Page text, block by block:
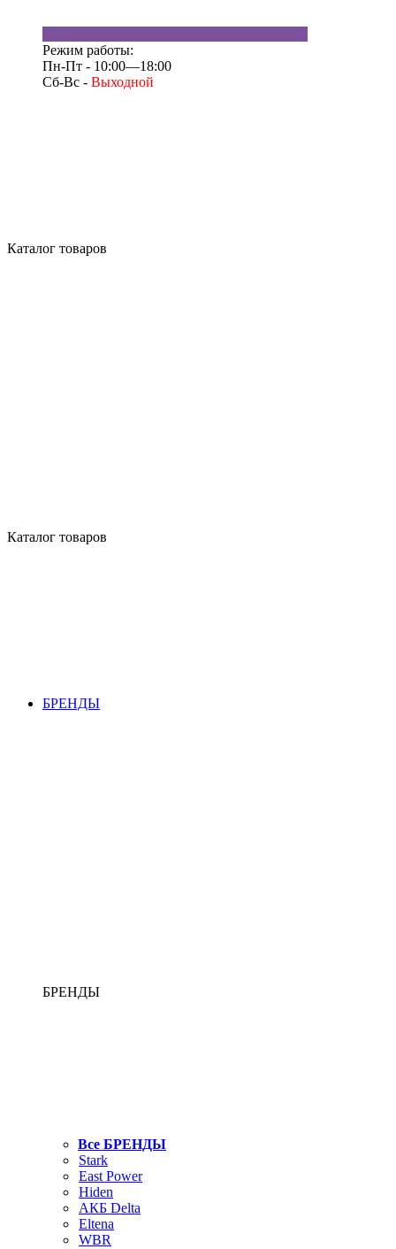
Режим работы:
Пн-Пт - 10:00—18:00
Сб-Вс - Выходной
Каталог товаров
Каталог товаров
БРЕНДЫ
БРЕНДЫ
Все БРЕНДЫ
Stark
East Power
Hiden
АКБ Delta
Eltena
WBR